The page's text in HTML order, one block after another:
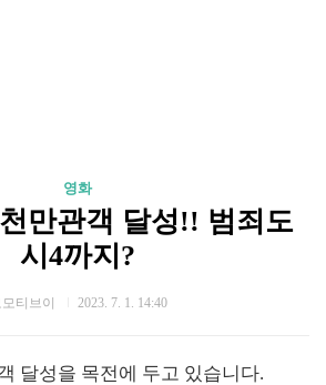
영화
만관객 달성!! 범죄도
시4까지?
티브이 2023. 7. 1. 14:40
달성을 목전에 두고 있습니다.